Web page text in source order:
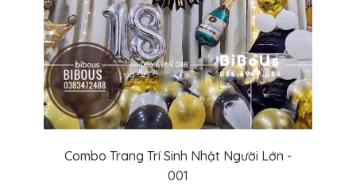
Combo Trang Trí Sinh Nhật Người Lớn -
001